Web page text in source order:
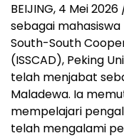
BEIJING, 4 Mei
sebagai
South-South
(ISSCAD), Peking
telah menjabat
Maladewa. Ia
mempelajari
telah mengalami